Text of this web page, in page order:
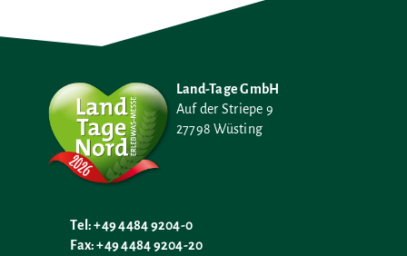
Land-Tage GmbH
Auf der Striepe 9
27798 Wüsting
Tel: +49 4484 9204-0
Fax: +49 4484 9204-20